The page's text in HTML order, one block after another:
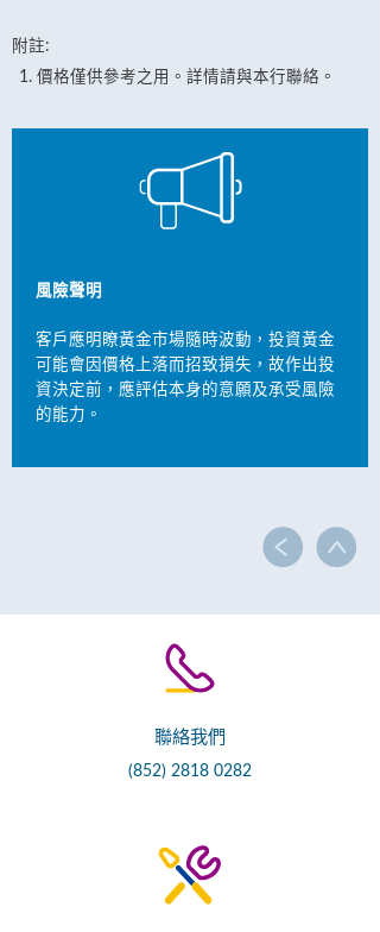
附註:
價格僅供參考之用。詳情請與本行聯絡。
風險聲明
客戶應明瞭黃金市場隨時波動，投資黃金
可能會因價格上落而招致損失，故作出投
資決定前，應評估本身的意願及承受風險
的能力。
聯絡我們
(852) 2818 0282